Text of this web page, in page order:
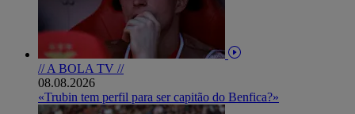
// A BOLA TV //
08.08.2026
«Trubin tem perfil para ser capitão do Benfica?»